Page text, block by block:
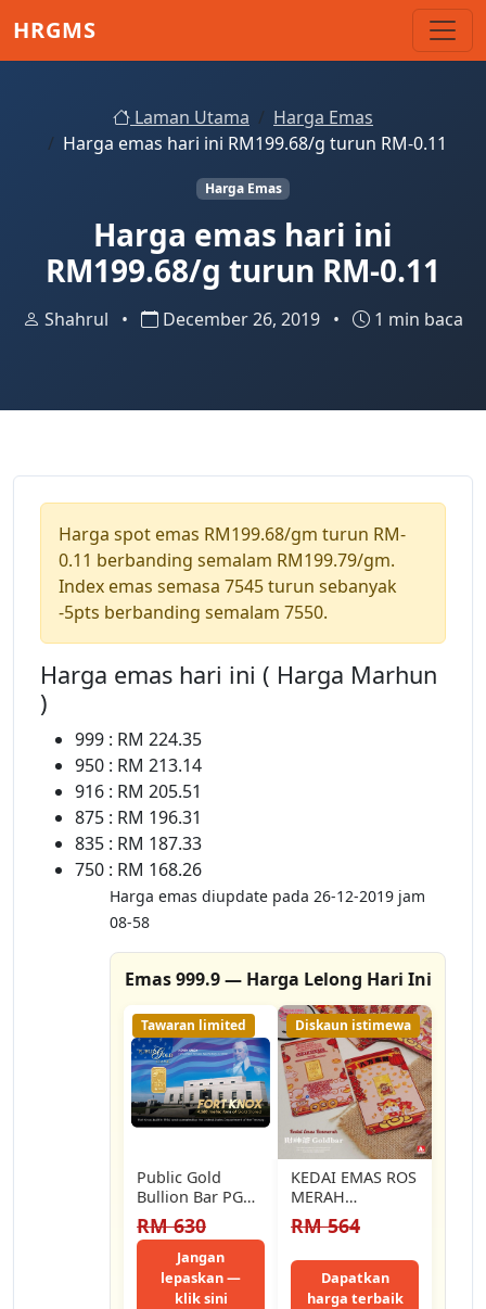
HRGMS
Laman Utama
Harga Emas
Harga emas hari ini RM199.68/g turun RM-0.11
Harga Emas
Harga emas hari ini
RM199.68/g turun RM-0.11
Shahrul • December 26, 2019 • 1 min baca
Harga spot emas RM199.68/gm turun RM-
0.11 berbanding semalam RM199.79/gm.
Index emas semasa 7545 turun sebanyak
-5pts berbanding semalam 7550.
Harga emas hari ini ( Harga Marhun
)
999 : RM 224.35
950 : RM 213.14
916 : RM 205.51
875 : RM 196.31
835 : RM 187.33
750 : RM 168.26
Harga emas diupdate pada 26-12-2019 jam
08-58
Emas 999.9 — Harga Lelong Hari Ini
Tawaran limited
Public Gold
Bullion Bar PG
1g (Au 999.9) 24K
- Fort Knox
RM 630
Jangan
lepaskan —
klik sini
Diskaun istimewa
KEDAI EMAS ROS
MERAH
999.9gold 0.50g
財神爺gold bar
RM 564
Dapatkan
harga terbaik